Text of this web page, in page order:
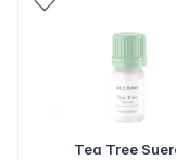
Tea Tree